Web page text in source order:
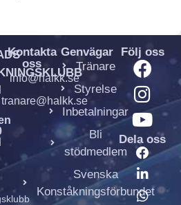
Kontakta
oss
info@halkk.se
tranare@halkk.se
Genvägar
Tränare
Styrelse
Inbetalningar
Bli
stödmedlem
Svenska
Konståkningsförbundet
Följ oss
Dela oss